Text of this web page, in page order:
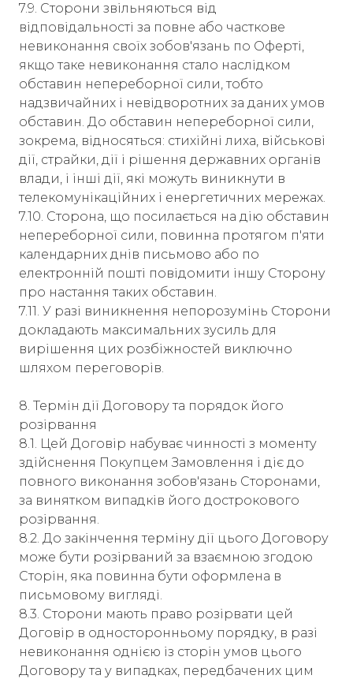
7.9. Сторони звільняються від
відповідальності за повне або часткове
невиконання своїх зобов'язань по Оферті,
якщо таке невиконання стало наслідком
обставин непереборної сили, тобто
надзвичайних і невідворотних за даних умов
обставин. До обставин непереборної сили,
зокрема, відносяться: стихійні лиха, військові
дії, страйки, дії і рішення державних органів
влади, і інші дії, які можуть виникнути в
телекомунікаційних і енергетичних мережах.
7.10. Сторона, що посилається на дію обставин
непереборної сили, повинна протягом п'яти
календарних днів письмово або по
електронній пошті повідомити іншу Сторону
про настання таких обставин.
7.11. У разі виникнення непорозумінь Сторони
докладають максимальних зусиль для
вирішення цих розбіжностей виключно
шляхом переговорів.
8. Термін дії Договору та порядок його
розірвання
8.1. Цей Договір набуває чинності з моменту
здійснення Покупцем Замовлення і діє до
повного виконання зобов'язань Сторонами,
за винятком випадків його дострокового
розірвання.
8.2. До закінчення терміну дії цього Договору
може бути розірваний за взаємною згодою
Сторін, яка повинна бути оформлена в
письмовому вигляді.
8.3. Сторони мають право розірвати цей
Договір в односторонньому порядку, в разі
невиконання однією із сторін умов цього
Договору та у випадках, передбачених цим